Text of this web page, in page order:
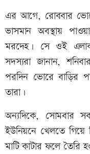
এর আগে, রোববার
ভাসমান অবস্থায়
মরদেহ। সে ওই
সদস্যরা জানান,
পরদিন ভোরে বাড়ির
তারা।
অন্যদিকে, সোমবার
ইউনিয়নে খেলতে
মাটি কাটার ফলে তৈরি